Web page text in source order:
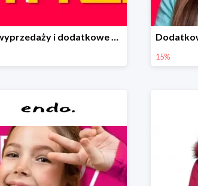
Finał wyprzedaży i dodatkowe 15%
15%